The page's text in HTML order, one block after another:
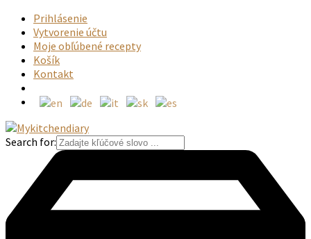
Prihlásenie
Vytvorenie účtu
Moje obľúbené recepty
Košík
Kontakt
Search for: